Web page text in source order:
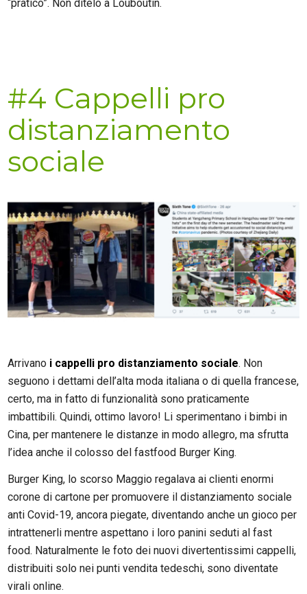
“pratico”. Non ditelo a Louboutin.
#4 Cappelli pro
distanziamento
sociale
Arrivano i cappelli pro distanziamento sociale. Non
seguono i dettami dell’alta moda italiana o di quella francese,
certo, ma in fatto di funzionalità sono praticamente
imbattibili. Quindi, ottimo lavoro! Li sperimentano i bimbi in
Cina, per mantenere le distanze in modo allegro, ma sfrutta
l’idea anche il colosso del fastfood Burger King.
Burger King, lo scorso Maggio regalava ai clienti enormi
corone di cartone per promuovere il distanziamento sociale
anti Covid-19, ancora piegate, diventando anche un gioco per
intrattenerli mentre aspettano i loro panini seduti al fast
food. Naturalmente le foto dei nuovi divertentissimi cappelli,
distribuiti solo nei punti vendita tedeschi, sono diventate
virali online.